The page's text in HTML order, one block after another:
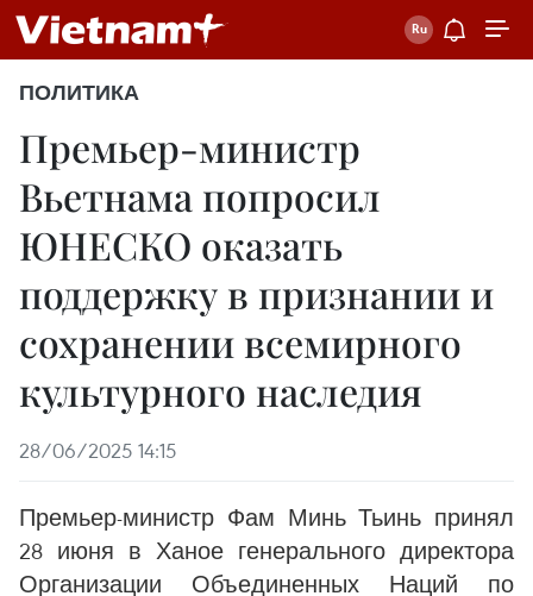
ПОЛИТИКА
Премьер-министр
Вьетнама попросил
ЮНЕСКО оказать
поддержку в признании и
сохранении всемирного
культурного наследия
28/06/2025 14:15
Премьер-министр Фам Минь Тьинь принял
28 июня в Ханое генерального директора
Организации Объединенных Наций по